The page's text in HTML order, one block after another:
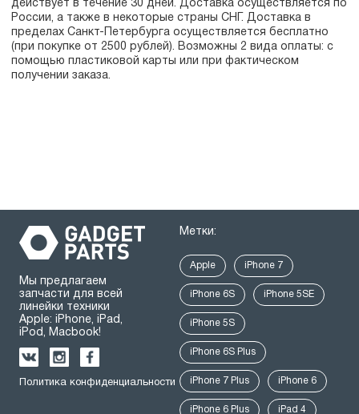
действует в течение 30 дней. Доставка осуществляется по
России, а также в некоторые страны СНГ. Доставка в
пределах Санкт-Петербурга осуществляется бесплатно
(при покупке от 2500 рублей). Возможны 2 вида оплаты: с
помощью пластиковой карты или при фактическом
получении заказа.
Мы предлагаем
запчасти для всей
линейки техники
Apple: iPhone, iPad,
iPod, Macbook!
Политика конфиденциальности
Метки:
Apple iPhone 7
iPhone 6S iPhone 5SE
iPhone 5S
iPhone 6S Plus
iPhone 7 Plus iPhone 6
iPhone 6 Plus iPad 4